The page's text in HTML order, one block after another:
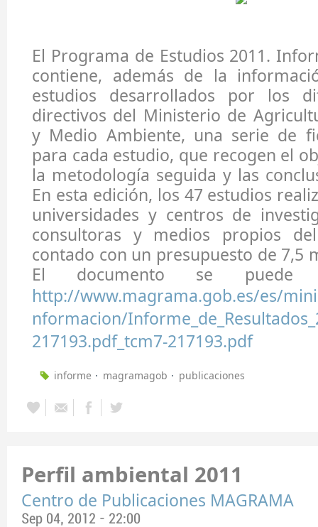
El Programa de Estudios 2011.
contiene, además de la
estudios desarrollados por los
directivos del Ministerio de
y Medio Ambiente, una serie de
para cada estudio, que recogen el
la metodología seguida y las
En esta edición, los 47 estudios
universidades y centros de
consultoras y medios propios
contado con un presupuesto de 7,5
El documento se puede
http://www.magrama.gob.es/es/
nformacion/
217193.pdf_tcm7-217193.pdf
informe magramagob publicaciones
Perfil ambiental 2011
Centro de Publicaciones MAGRAMA
Sep 04, 2012 - 22:00